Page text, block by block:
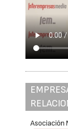
Asociación